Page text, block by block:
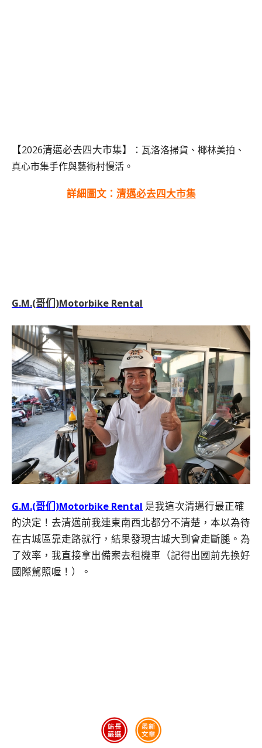
【2026清邁必去四大市集】
：瓦洛洛掃貨、椰林美拍、
真心市集手作與藝術村慢活。
詳細圖文： 清邁必去四大市集
G.M.(哥们)Motorbike Rental
G.M.(哥们)Motorbike Rental 是我這次清邁行最正確
的決定！去清邁前我連東南西北都分不清楚，本以為待
在古城區靠走路就行，結果發現古城大到會走斷腿。為
了效率，我直接拿出備案去租機車（記得出國前先換好
國際駕照喔！）。